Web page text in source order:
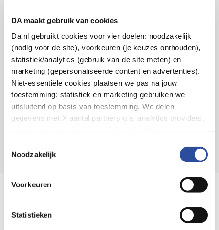
DA maakt gebruik van cookies
Da.nl gebruikt cookies voor vier doelen: noodzakelijk
(nodig voor de site), voorkeuren (je keuzes onthouden),
statistiek/analytics (gebruik van de site meten) en
marketing (gepersonaliseerde content en advertenties).
Niet-essentiële cookies plaatsen we pas na jouw
toestemming; statistiek en marketing gebruiken we
uitsluitend op basis van toestemming. We delen
gegevens met X aantal partners o.a. analytics providers,
en de bewaartermijnen per categorie. Je kunt je keuze op
gegevensverwerking staat in de
Privacyverklaring
Noodzakelijk
Voorkeuren
Statistieken
8.6 uit4.106 reviews
Over DA
Klantenservice
Assortiment
VolgDAop:
Online aanbieder medicijnen
webshop mag verkopen.